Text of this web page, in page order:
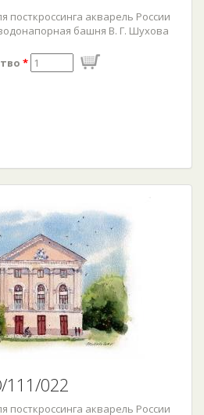
посткроссинга акварель России
башня В. Г. Шухова
*
111/022
посткроссинга акварель России